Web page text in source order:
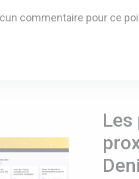
commentaire pour ce
Les